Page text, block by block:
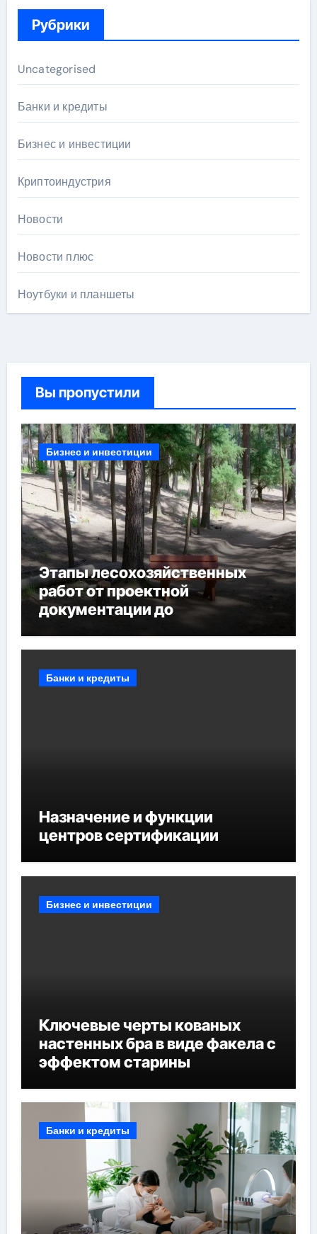
Рубрики
Uncategorised
Банки и кредиты
Бизнес и инвестиции
Криптоиндустрия
Новости
Новости плюс
Ноутбуки и планшеты
Вы пропустили
Бизнес и инвестиции
Этапы лесохозяйственных
работ от проектной
документации до
мероприятий и обустройства
Банки и кредиты
Назначение и функции
центров сертификации
Бизнес и инвестиции
Ключевые черты кованых
настенных бра в виде факела с
эффектом старины
Банки и кредиты